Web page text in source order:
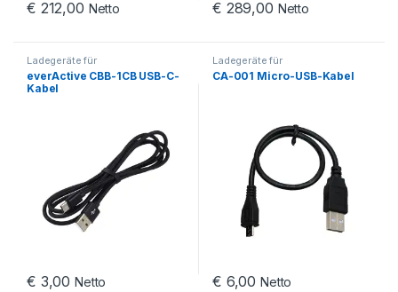
€ 212,00 Netto € 289,00 Netto
Ladegeräte für
Gegensprechanlagen
everActive CBB-1CB USB-C-
Kabel
€ 3,00 Netto
Ladegeräte für
Gegensprechanlagen
CA-001 Micro-USB-Kabel
€ 6,00 Netto